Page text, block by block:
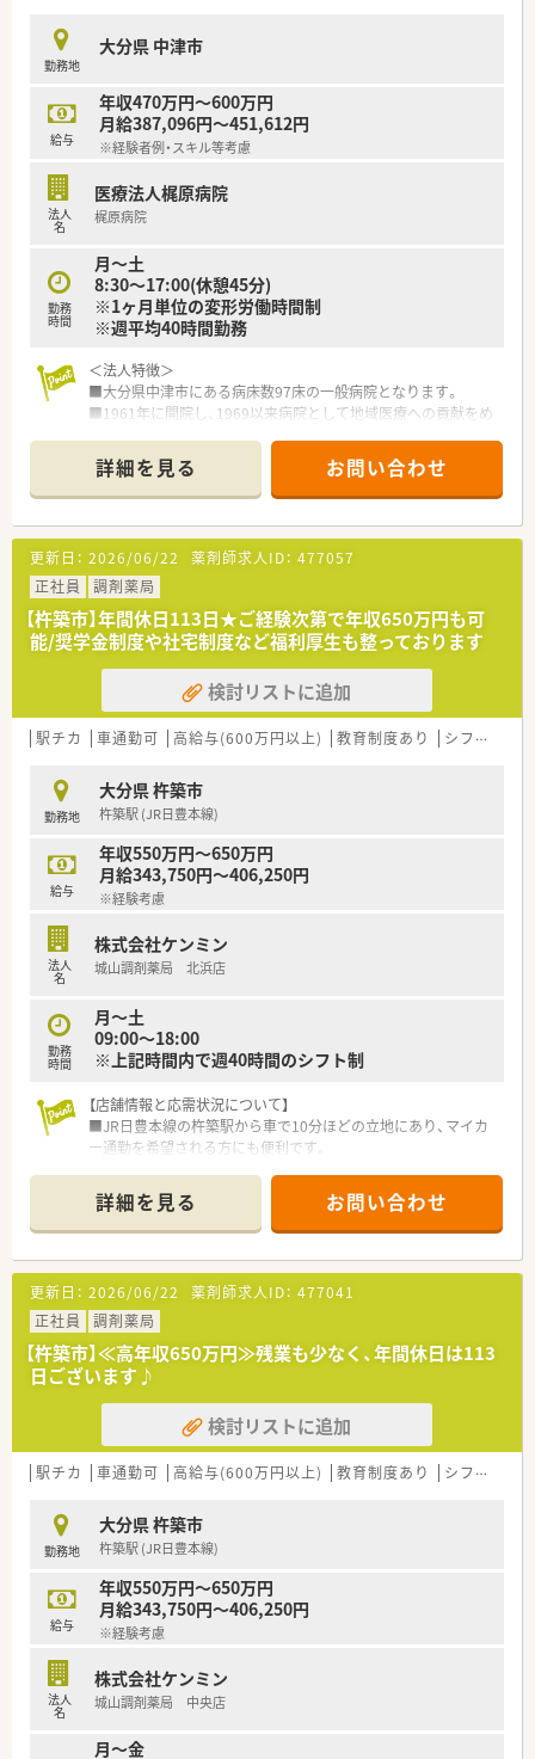
■夜間対応は発生致しません。
■病院から1km圏内に単身向けの寮(2DK)があり、1万円～1万5
千円負担で住むことが出来ます。
■託児所はありませんが、病院近辺に入園可能な保育所がござい
ます。
勤務地
大分県 中津市
給与
年収470万円～600万円
月給387,096円～451,612円
※経験者例・スキル等考慮
法人
名
医療法人梶原病院
梶原病院
勤務
時間
月～土
8:30〜17:00(休憩45分)
※1ヶ月単位の変形労働時間制
※週平均40時間勤務
＜法人特徴＞
■大分県中津市にある病床数97床の一般病院となります。
■1961年に開院し、1969以来病院として地域医療への貢献をめ
​■成長・拡大し誠実に地域に関わることで信頼を得る病院を目指
しております。
■一般病棟は、内科系と外科系の複合型で構成されております。
■療養病棟は、医学的管理が必要な要介護認定者も受け入れてお
ります。
■緊急の患者様、急性期病院からの受け入れ、在宅患者様や介護
施設からの慢性疾患憎悪患者様などの受け入れも行っておりま
す。
＜薬剤部の紹介＞
■院内処方となり、外来の患者数は1日あたり35名程度でござい
■残業時間はほとんど発生せず、月5時間程度でございます。
■休日は日祝+丸1日で、17時終業のため、無理なくご就業できる
■薬剤師の人数は常勤が2名で、薬局長は60代の女性で経験が豊
富な方でございます。
■2ヵ月に1回、日曜日に当番出勤がございます。
■助手の方も常勤1名、パート1名在籍しているため、しっかりと
サポートして頂けます。
■住宅手当も相談可能でございます。
■入社祝い金もあり、入社から6ヵ月後に10万円、1年後に20万
■食事手当として、1日あたり200円支給されます。
■夏季休暇は8/14～15、年末年始休暇は12/31～1/3となりま
■委員会活動やカンファレンスにも、積極的に参加しておりま
す。
詳細を見る お問い合わせ
更新日： 2026/06/22 薬剤師求人ID： 477057
正社員
調剤薬局
【杵築市】年間休日113日★ご経験次第で年収650万円も可
能/奨学金制度や社宅制度など福利厚生も整っております
検討リストに追加
駅チカ 車通勤可 高給与(600万円以上) 教育制度あり シフト制
勤務地
大分県 杵築市
杵築駅 (JR日豊本線)
給与
年収550万円～650万円
月給343,750円～406,250円
※経験考慮
法人
名
株式会社ケンミン
城山調剤薬局 北浜店
勤務
時間
月～土
09:00～18:00
※上記時間内で週40時間のシフト制
【店舗情報と応需状況について】
■JR日豊本線の杵築駅から車で10分ほどの立地にあり、マイカ
ー通勤を希望される方にも便利です。
ており、幅広い知識を習得できる環境です。
■地域支援体制加算を取得している調剤薬局で、現在4名の薬剤
師が在籍し協力しながら業務に取り組んでいます。
【募集背景と求める人物像について】
■欠員補充を目的とした今回の募集では、特に協調性のある人物
重視の採用を心がけています。
■年齢や経験、性別を問わず幅広い方からの応募を歓迎してお
り、若手からベテランまで相談が可能です。
■新しい環境での活躍を期待しており、現在の組織体制に新しい
風を吹き込んでくださる人材を求めています。
【法人特徴について】
■大分県下に11の薬局・薬店を展開し、地域に根差したドラッグ
■卸のアステム系列であるフォレストホールディングスの傘下
企業であり、安定した経営基盤が大きな強みです。
■「よく遊び、よく学び、仲良くする」を企業理念とし、仕事だけ
でなく社員同士の連携や成長も大切にしています。
【勤務実態について】
■年間休日は113日を確保しており、日曜日と祝日のほかにシフ
■残業は勤怠システムにより1分単位で計算され支給されるた
め、働いた分だけしっかりと還元されます。
イベントごとに連続で取得できます。
詳細を見る お問い合わせ
更新日： 2026/06/22 薬剤師求人ID： 477041
正社員
調剤薬局
【杵築市】≪高年収650万円≫残業も少なく、年間休日は113
日ございます♪
検討リストに追加
駅チカ 車通勤可 高給与(600万円以上) 教育制度あり シフト制
勤務地
大分県 杵築市
杵築駅 (JR日豊本線)
給与
年収550万円～650万円
月給343,750円～406,250円
※経験考慮
法人
名
株式会社ケンミン
城山調剤薬局 中央店
月～金